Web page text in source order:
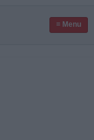
≡ Menu